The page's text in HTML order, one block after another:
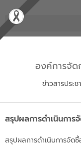
องค์การจัด
ข่าวสารประ
สรุปผลการดำเนินกา
สรุปผลการดำเนินการจัด